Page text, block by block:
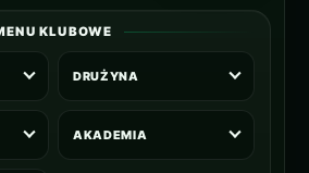
KLUBOWE
DRUŻYNA
AKADEMIA